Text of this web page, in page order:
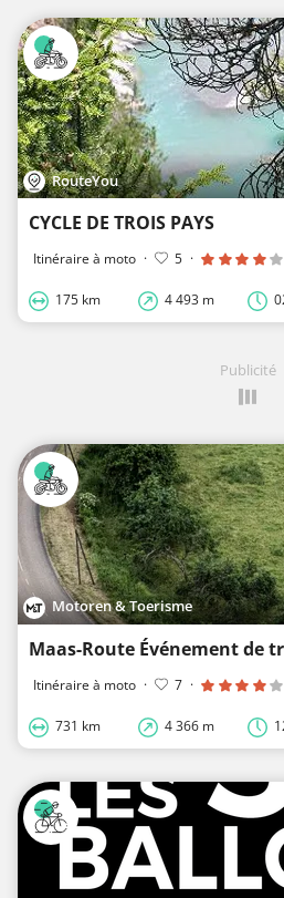
RouteYou
CYCLE DE TROIS PAYS
Itinéraire à moto · 5 ·
175 km 4 493 m
Publicité
Motoren & Toerisme
Maas-Route Événement de
Itinéraire à moto · 7 ·
731 km 4 366 m